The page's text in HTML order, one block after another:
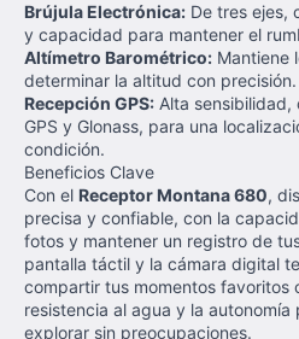
Brújula Electrónica: De tres ejes,
y capacidad para mantener el
Altímetro Barométrico: Mantiene
determinar la altitud con precisión.
Recepción GPS: Alta
GPS y Glonass, para una
condición.
Beneficios Clave
Con el Receptor Montana 680,
precisa y confiable, con la
fotos y mantener un registro de
pantalla táctil y la cámara digital
compartir tus momentos favoritos
resistencia al agua y la
explorar sin preocupaciones.